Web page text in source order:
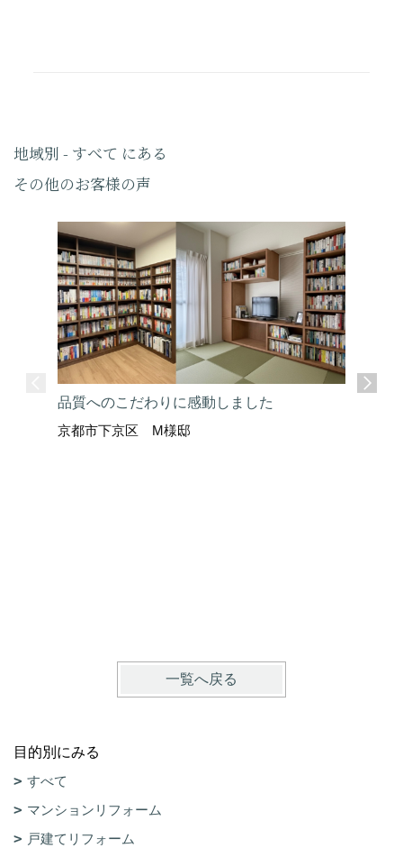
地域別 - すべて にある
その他のお客様の声
品質へのこだわりに感動しました
京都市下京区 M様邸
一覧へ戻る
目的別にみる
すべて
マンションリフォーム
戸建てリフォーム